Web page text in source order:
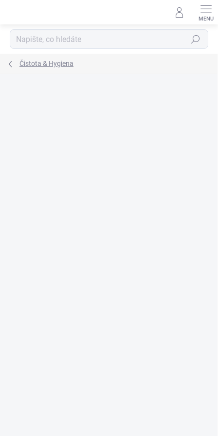
Hledat
Čistota & Hygiena